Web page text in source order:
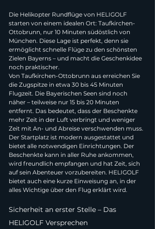
Die Helikopter Rundflüge von HELIGOLF
starten von einem idealen Ort: Taufkirchen-
Ottobrunn, nur 10 Minuten südöstlich von
München. Diese Lage ist perfekt, denn sie
ermöglicht schnelle Flüge zu den schönsten
Zielen Bayerns – und macht die Geschenkidee
noch praktischer.
Von Taufkirchen-Ottobrunn aus erreichen Sie
die Zugspitze in etwa 30 bis 45 Minuten
Flugzeit. Die Bayerischen Seen sind noch
näher – teilweise nur 15 bis 20 Minuten
entfernt. Das bedeutet, dass der Beschenkte
mehr Zeit in der Luft verbringt und weniger
Zeit mit An- und Abreise verschwenden muss.
Der Startplatz ist modern ausgestattet und
bietet alle notwendigen Einrichtungen. Der
Beschenkte kann in aller Ruhe ankommen,
wird freundlich empfangen und hat Zeit, sich
auf sein Abenteuer vorzubereiten. HELIGOLF
bietet auch eine kurze Einweisung an, in der
alles Wichtige über den Flug erklärt wird.
Sicherheit an erster Stelle – Das
HELIGOLF Versprechen